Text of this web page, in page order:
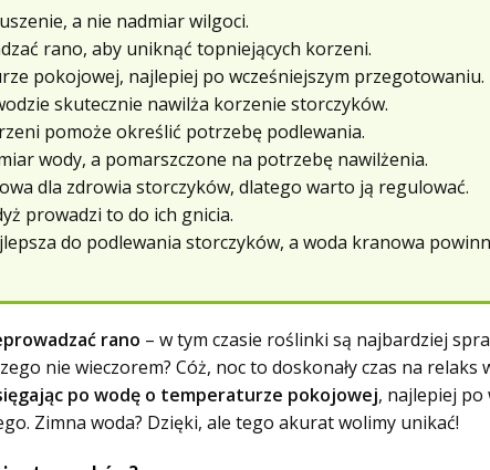
a nie nadmiar wilgoci.
rano, aby uniknąć topniejących korzeni.
pokojowej, najlepiej po wcześniejszym przegotowaniu.
skutecznie nawilża korzenie storczyków.
pomoże określić potrzebę podlewania.
wody, a pomarszczone na potrzebę nawilżenia.
dla zdrowia storczyków, dlatego warto ją regulować.
prowadzi to do ich gnicia.
do podlewania storczyków, a woda kranowa
rano – w tym czasie roślinki są najbardziej
nie wieczorem? Cóż, noc to doskonały czas na
po wodę o temperaturze pokojowej, najlepiej po
Zimna woda? Dzięki, ale tego akurat wolimy unikać!